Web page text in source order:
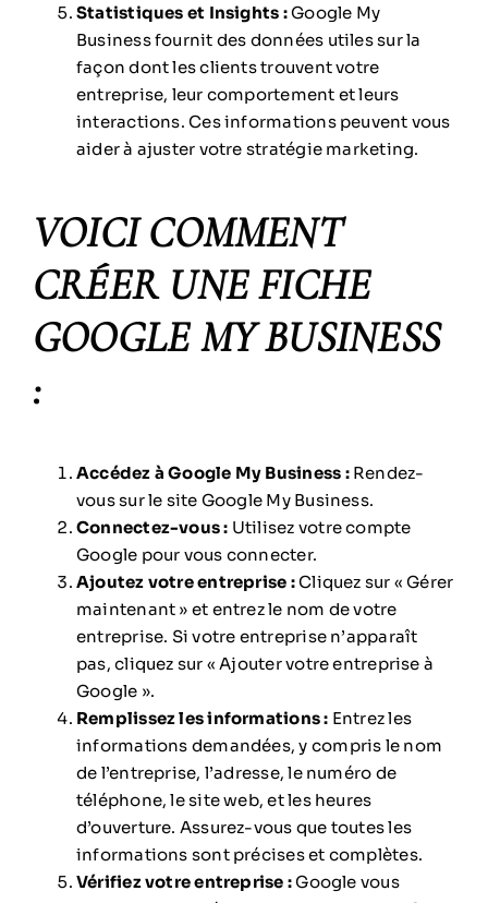
Statistiques et Insights :Google My
Business fournit des données utiles sur la
façon dont les clients trouvent votre
entreprise, leur comportement et leurs
interactions. Ces informations peuvent vous
aider à ajuster votre stratégie marketing.
VOICI COMMENT
CRÉER UNE FICHE
GOOGLE MY BUSINESS
:
Accédez à Google My Business :Rendez-
vous sur le site Google My Business.
Connectez-vous : Utilisez votre compte
Google pour vous connecter.
Ajoutez votre entreprise :Cliquez sur « Gérer
maintenant » et entrez le nom de votre
entreprise. Si votre entreprise n’apparaît
pas, cliquez sur « Ajouter votre entreprise à
Google ».
Remplissez les informations : Entrez les
informations demandées, y compris le nom
de l’entreprise, l’adresse, le numéro de
téléphone, le site web, et les heures
d’ouverture. Assurez-vous que toutes les
informations sont précises et complètes.
Vérifiez votre entreprise :Google vous